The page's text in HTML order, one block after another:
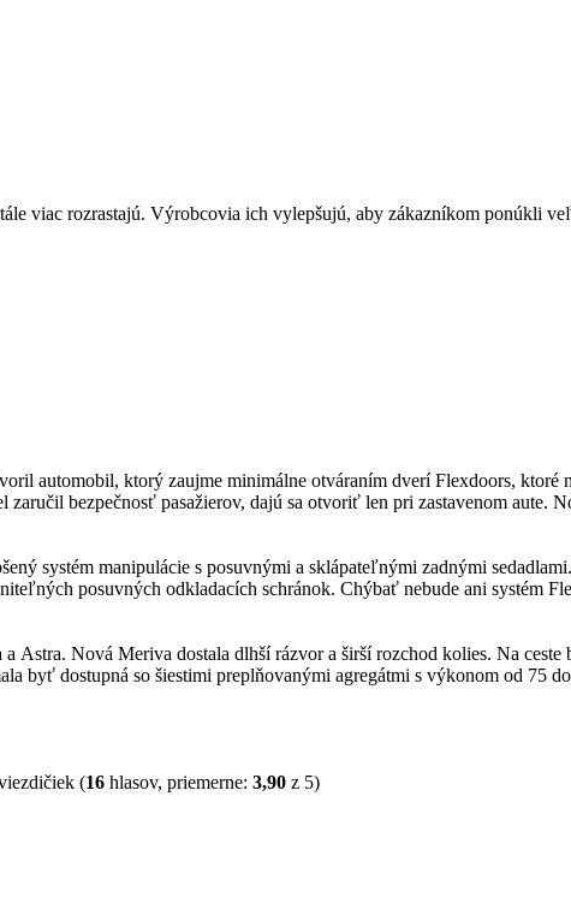
viac rozrastajú. Výrobcovia ich vylepšujú, aby zákazníkom ponúkli
automobil, ktorý zaujme minimálne otváraním dverí Flexdoors,
zaručil bezpečnosť pasažierov, dajú sa otvoriť len pri zastavenom aute.
systém manipulácie s posuvnými a sklápateľnými zadnými
posuvných odkladacích schránok. Chýbať nebude ani systém
Astra. Nová Meriva dostala dlhší rázvor a širší rozchod kolies. Na
byť dostupná so šiestimi preplňovanými agregátmi s výkonom od 75
(16 hlasov, priemerne: 3,90 z 5)